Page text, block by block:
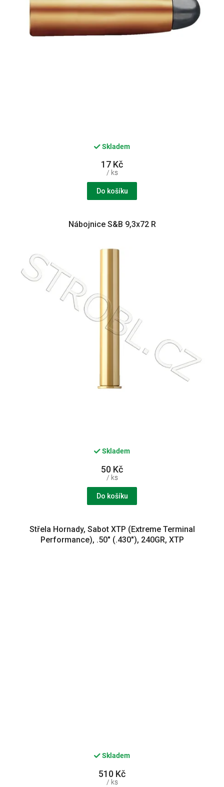
Skladem
17 Kč
/ ks
Do košíku
Nábojnice S&B 9,3x72 R
Skladem
50 Kč
/ ks
Do košíku
Střela Hornady, Sabot XTP (Extreme Terminal
Performance), .50" (.430"), 240GR, XTP
Skladem
510 Kč
/ ks